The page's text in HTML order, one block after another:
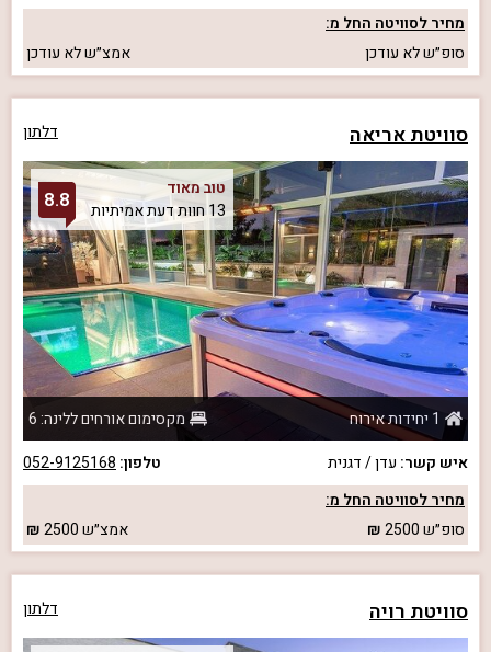
מחיר לסוויטה החל מ:
סופ״שלא עודכן אמצ״שלא עודכן
סוויטת אריאה דלתון
טוב מאוד
13 חוות דעת אמיתיות
8.8
1 יחידות אירוח
מקסימום אורחים ללינה: 6
איש קשר: עדן / דגנית טלפון: 052-9125168
מחיר לסוויטה החל מ:
סופ״ש2500 אמצ״ש2500
סוויטת רויה דלתון